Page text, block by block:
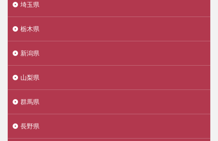
埼玉県
栃木県
新潟県
山梨県
群馬県
長野県